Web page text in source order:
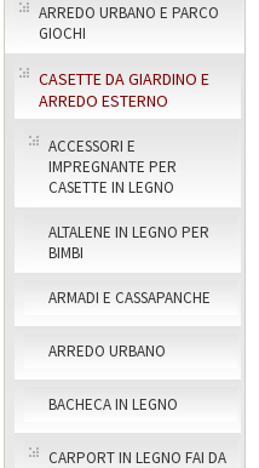
ARREDO URBANO E PARCO
GIOCHI
CASETTE DA GIARDINO E
ARREDO ESTERNO
ACCESSORI E
IMPREGNANTE PER
CASETTE IN LEGNO
ALTALENE IN LEGNO PER
BIMBI
ARMADI E CASSAPANCHE
ARREDO URBANO
BACHECA IN LEGNO
CARPORT IN LEGNO FAI DA